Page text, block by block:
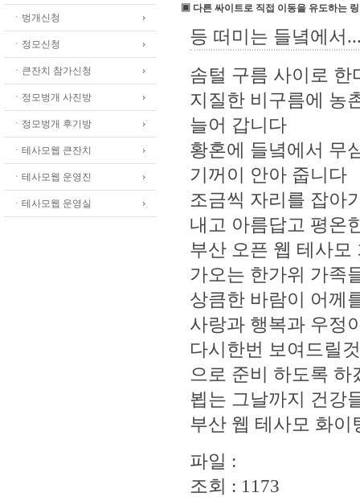
ㆍ벙개신청
ㆍ정모신청
ㆍ큰잔치 참가신청
ㆍ정모벙개 사진방
ㆍ정모벙개 후기방
ㆍ테사모웹 큰잔치
ㆍ테사모웹 운영진
ㆍ테사모웹 운영실
▣ 다른 싸이트로 직접 이동을 유도하는
등 떠미는 들녘에서
솜털 구름 사이로 한
지질한 비구름에 농
늘어 갑니다
황혼에 들녘에서 무
기꺼이 안아 줍니다
조금씩 자리를 잡아
내고 아름답고 평온
부산 오픈 웹 테사모
가오는 한가위 가족
상큼한 바람이 어께
사랑과 행복과 우정
다시한번 보여드릴
으로 준비 하도록 하
뵙는 그날까지 건강
부산 웹 테사모 화이
파일 :
조회 : 1173